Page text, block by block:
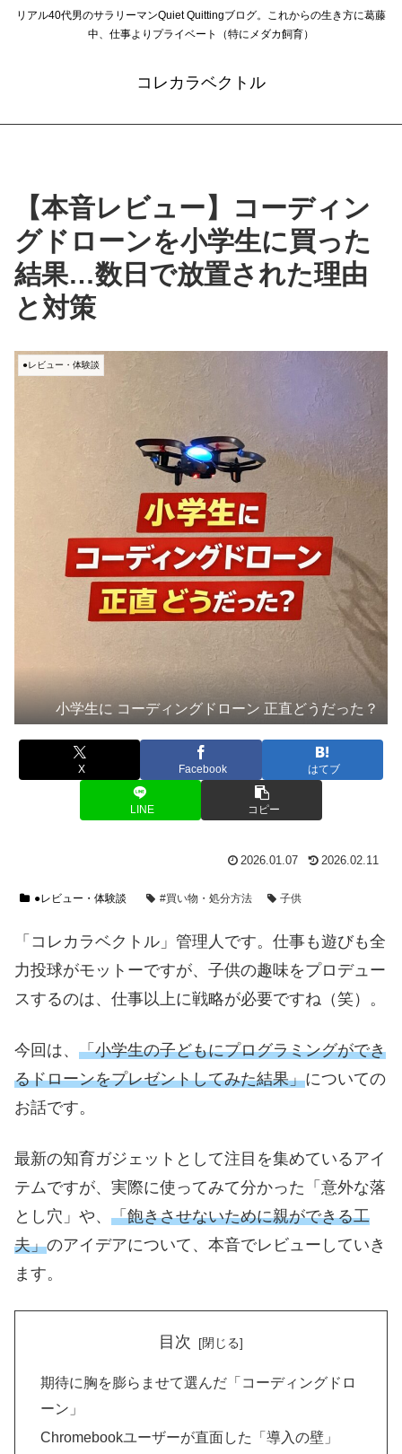
リアル40代男のサラリーマンQuiet Quittingブログ。これからの生き方に葛藤
中、仕事よりプライベート（特にメダカ飼育）
コレカラベクトル
【本音レビュー】コーディン
グドローンを小学生に買った
結果…数日で放置された理由
と対策
●レビュー・体験談
小学生に コーディングドローン 正直どうだった？
X Facebook はてブ
LINE コピー
2026.01.07 2026.02.11
●レビュー・体験談 #買い物・処分方法 子供
「コレカラベクトル」管理人です。仕事も遊びも全
力投球がモットーですが、子供の趣味をプロデュー
スするのは、仕事以上に戦略が必要ですね（笑）。
今回は、 「小学生の子どもにプログラミングができ
るドローンをプレゼントしてみた結果」についての
お話です。
最新の知育ガジェットとして注目を集めているアイ
テムですが、実際に使ってみて分かった「意外な落
とし穴」や、 「飽きさせないために親ができる工
夫」のアイデアについて、本音でレビューしていき
ます。
目次
期待に胸を膨らませて選んだ「コーディングドロ
ーン」
Chromebookユーザーが直面した「導入の壁」